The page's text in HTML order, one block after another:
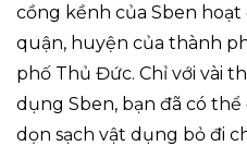
cồng kềnh của Sben
quận, huyện của thành
phố Thủ Đức. Chỉ với vài
dụng Sben, bạn đã có
dọn sạch vật dụng bỏ đi